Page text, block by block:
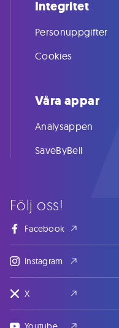
Följ oss!
Facebook
Instagram
X
Integritet
Personuppgifter
Cookies
Våra appar
Analysappen
SaveByBell